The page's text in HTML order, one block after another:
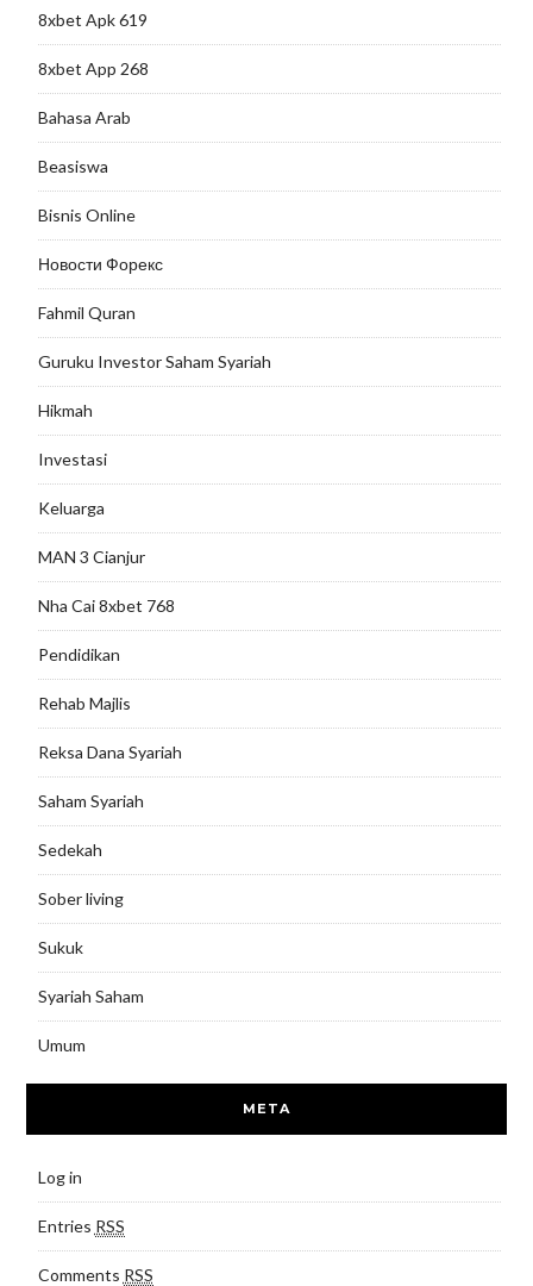
8xbet Apk 619
8xbet App 268
Bahasa Arab
Beasiswa
Bisnis Online
Новости Форекс
Fahmil Quran
Guruku Investor Saham Syariah
Hikmah
Investasi
Keluarga
MAN 3 Cianjur
Nha Cai 8xbet 768
Pendidikan
Rehab Majlis
Reksa Dana Syariah
Saham Syariah
Sedekah
Sober living
Sukuk
Syariah Saham
Umum
META
Log in
Entries RSS
Comments RSS